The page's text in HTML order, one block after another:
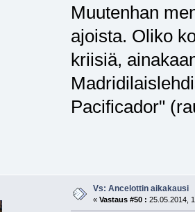
Muutenhan
ajoista. Oliko
kriisiä,
Pacificador"
Vs: Ancelottin aikakausi
« Vastaus #50 : 25.05.2014,